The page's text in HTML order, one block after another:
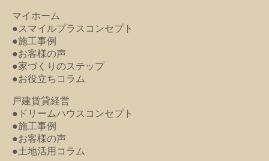
マイホーム
●スマイルプラスコンセプト
●施工事例
●お客様の声
●家づくりのステップ
●お役立ちコラム
戸建賃貸経営
●ドリームハウスコンセプト
●施工事例
●お客様の声
●土地活用コラム